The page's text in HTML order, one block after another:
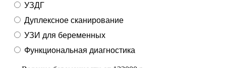
УЗДГ
Дуплексное сканирование
УЗИ для беременных
Функциональная диагностика